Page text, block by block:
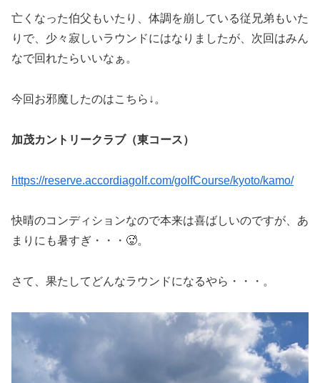
亡くなった伯父もいたり、体調を崩している従兄弟もいた
りで、少々寂しいラウンドにはなりましたが、次回はみん
なで回れたらいいなぁ。
今回お邪魔したのはこちら↓。
加茂カントリークラブ（東コース）
https://reserve.accordiagolf.com/golfCourse/kyoto/kamo/
快晴のコンディションなので本来は喜ばしいのですが、あ
まりにも暑すぎ・・・🥵。
さて、果たしてどんなラウンドになるやら・・・。